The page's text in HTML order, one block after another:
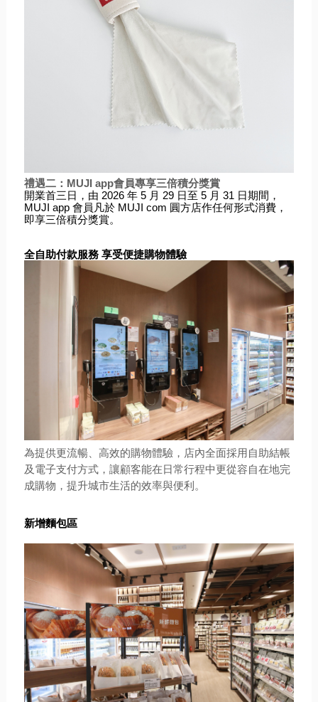
禮遇二：MUJI app會員專享三倍積分獎賞
開業首三日，由 2026 年 5 月 29 日至 5 月 31 日期間，
MUJI app 會員凡於 MUJI com 圓方店作任何形式消費，
即享三倍積分獎賞。
全自助付款服務 享受便捷購物體驗
為提供更流暢、高效的購物體驗，店內全面採用自助結帳
及電子支付方式，讓顧客能在日常行程中更從容自在地完
成購物，提升城市生活的效率與便利。
新增麵包區